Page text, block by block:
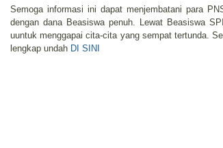
Semoga informasi ini dapat menjembatani para
dengan dana Beasiswa penuh. Lewat Beasiswa
uuntuk menggapai cita-cita yang sempat tertunda.
lengkap undah DI SINI